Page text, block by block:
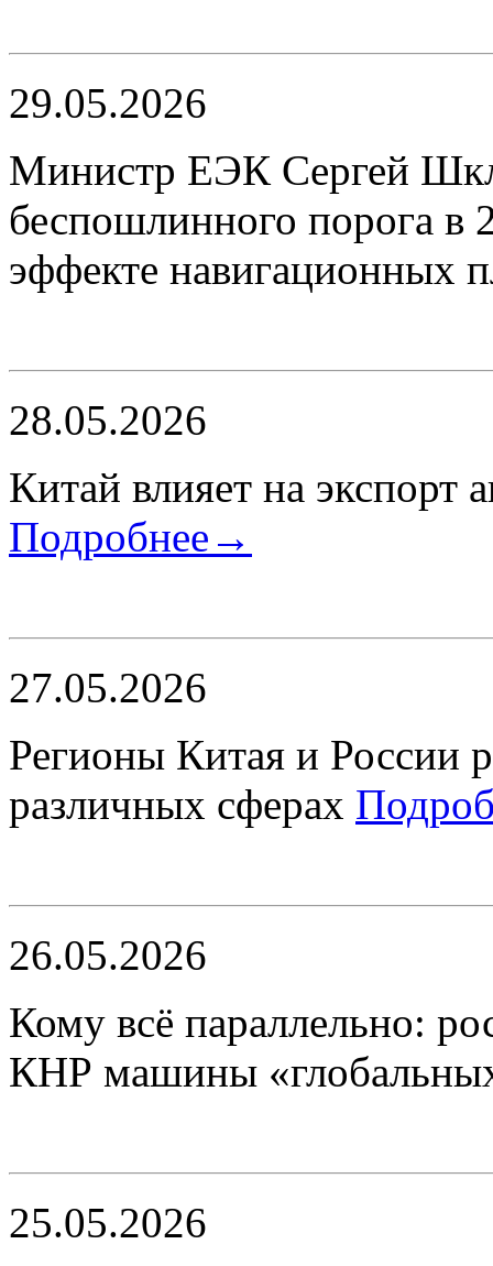
29.05.2026
​Министр ЕЭК Сергей
беспошлинного порога в
эффекте навигационных
28.05.2026
Китай влияет на экспорт
Подробнее→
27.05.2026
Регионы Китая и России
различных сферах
26.05.2026
Кому всё параллельно:
КНР машины
25.05.2026